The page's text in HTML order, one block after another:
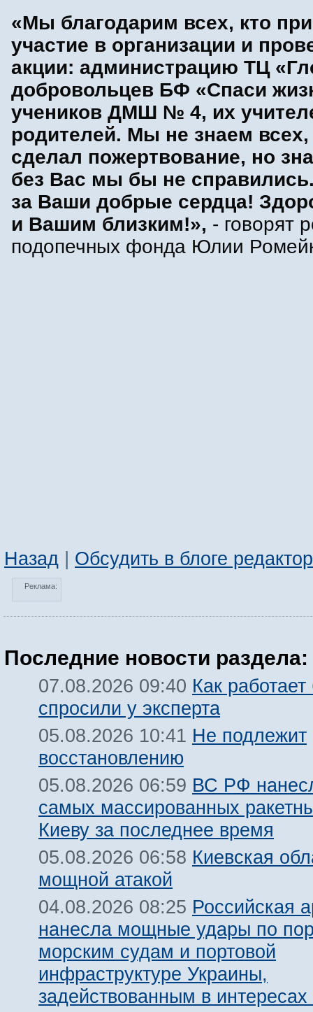
«Мы благодарим всех, кто
участие в организации и
акции: администрацию ТЦ
добровольцев БФ «Спаси
учеников ДМШ № 4, их
родителей. Мы не знаем всех,
сделал пожертвование, но
без Вас мы бы не
за Ваши добрые сердца!
и Вашим близким!», - говорят
подопечных фонда Юлии
Назад | Обсудить в блоге
Реклама:
Последние новости раздела:
07.08.2026 09:40 Как
спросили у эксперта
05.08.2026 10:41 Не подлежит
восстановлению
05.08.2026 06:59 ВС РФ
самых массированных
Киеву за последнее время
05.08.2026 06:58 Киевская
мощной атакой
04.08.2026 08:25 Российская
нанесла мощные удары по
морским судам и портовой
инфраструктуре Украины,
задействованным в